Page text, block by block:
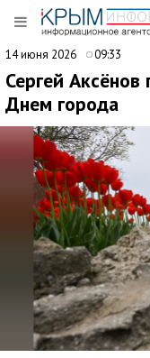
14 июня 2026 09:33
Сергей Аксёнов
Днем города